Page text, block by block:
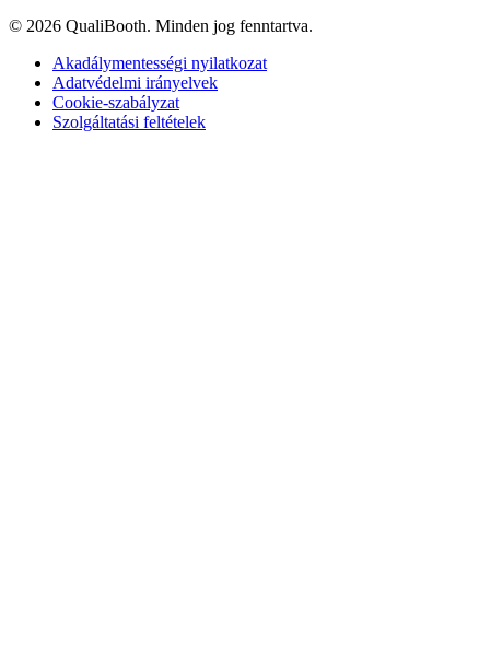
© 2026 QualiBooth. Minden jog fenntartva.
Akadálymentességi nyilatkozat
Adatvédelmi irányelvek
Cookie-szabályzat
Szolgáltatási feltételek